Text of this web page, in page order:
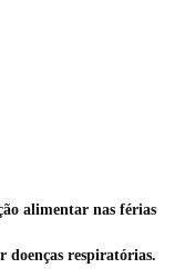
alimentar nas férias
doenças respiratórias.